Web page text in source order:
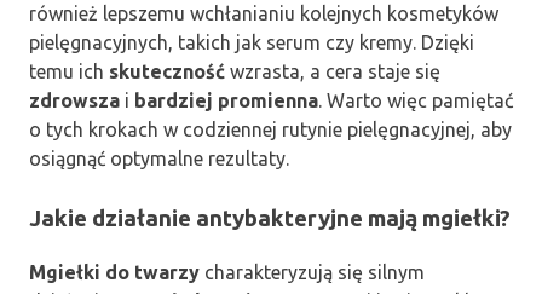
również lepszemu wchłanianiu kolejnych kosmetyków
pielęgnacyjnych, takich jak serum czy kremy. Dzięki
temu ich skuteczność wzrasta, a cera staje się
zdrowsza i bardziej promienna . Warto więc pamiętać
o tych krokach w codziennej rutynie pielęgnacyjnej, aby
osiągnąć optymalne rezultaty.
Jakie działanie antybakteryjne mają mgiełki?
Mgiełki do twarzy charakteryzują się silnym